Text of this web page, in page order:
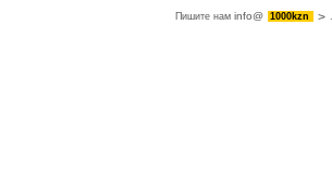
Пишите намinfo@ 1000kzn .